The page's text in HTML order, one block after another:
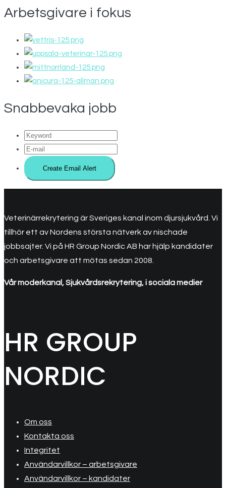
Arbetsgivare i fokus
Snabbevaka jobb
Veterinärrekrytering är Sveriges kanal inom djursjukvård. Vi
tillhör ett av Nordens största nätverk av nischade
jobbsajter. Vi på HR Group Nordic AB har hjälp kandidater
och arbetsgivare att mötas sedan 2008.
Vår moderkanal, Sjukvårdsrekrytering, i sociala medier
HR GROUP
NORDIC
Om oss
Kontakta oss
Integritet
Användarvillkor – arbetsgivare
Användarvillkor – kandidater